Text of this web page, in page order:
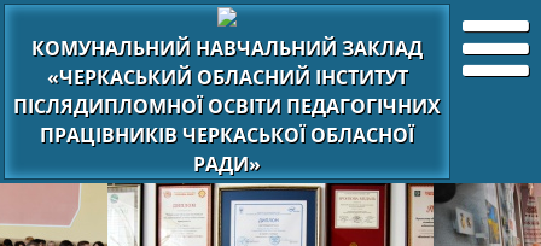
КОМУНАЛЬНИЙ НАВЧАЛЬНИЙ ЗАКЛАД
«ЧЕРКАСЬКИЙ ОБЛАСНИЙ ІНСТИТУТ
ПІСЛЯДИПЛОМНОЇ ОСВІТИ ПЕДАГОГІЧНИХ
ПРАЦІВНИКІВ ЧЕРКАСЬКОЇ ОБЛАСНОЇ
РАДИ»